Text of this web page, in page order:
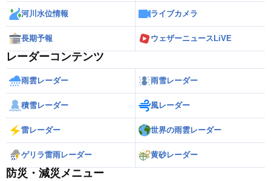
河川水位情報 ライブカメラ
長期予報 ウェザーニュースLiVE
レーダーコンテンツ
雨雲レーダー 雨雪レーダー
積雪レーダー 風レーダー
雷レーダー 世界の雨雲レーダー
ゲリラ雷雨レーダー 黄砂レーダー
防災・減災メニュー